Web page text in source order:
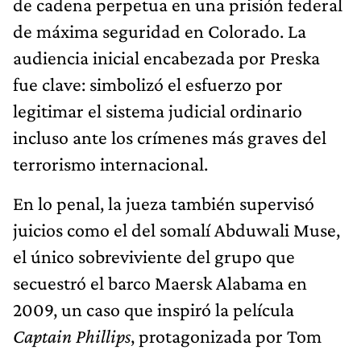
de máxima seguridad en Colorado. La
audiencia inicial encabezada por Preska
fue clave: simbolizó el esfuerzo por
legitimar el sistema judicial ordinario
incluso ante los crímenes más graves del
terrorismo internacional.
En lo penal, la jueza también supervisó
juicios como el del somalí Abduwali Muse,
el único sobreviviente del grupo que
secuestró el barco Maersk Alabama en
2009, un caso que inspiró la película
Captain Phillips, protagonizada por Tom